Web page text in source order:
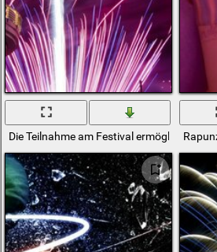
Die Teilnahme am Festival ermöglicht es